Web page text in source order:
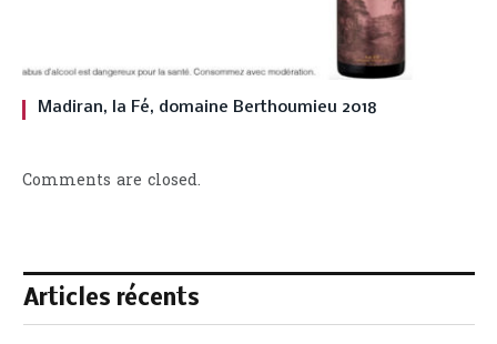
Madiran, la Fé, domaine Berthoumieu 2018
Comments are closed.
Articles récents